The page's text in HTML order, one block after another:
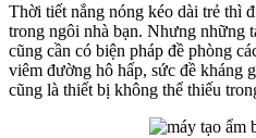
Thời tiết nắng nóng kéo dài trẻ thì
trong ngôi nhà bạn. Nhưng những
cũng cần có biện pháp đề phòng
viêm đường hô hấp, sức đề
cũng là thiết bị không thể thiếu